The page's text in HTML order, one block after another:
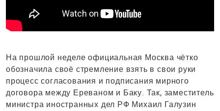
На прошлой неделе официальная Москва чётко
обозначила своё стремление взять в свои руки
процесс согласования и подписания мирного
договора между Ереваном и Баку. Так, заместитель
министра иностранных дел РФ Михаил Галузин